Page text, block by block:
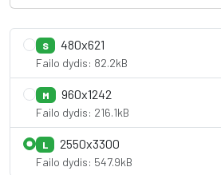
S 480x621
Failo dydis: 82.2kB
M 960x1242
Failo dydis: 216.1kB
L 2550x3300
Failo dydis: 547.9kB